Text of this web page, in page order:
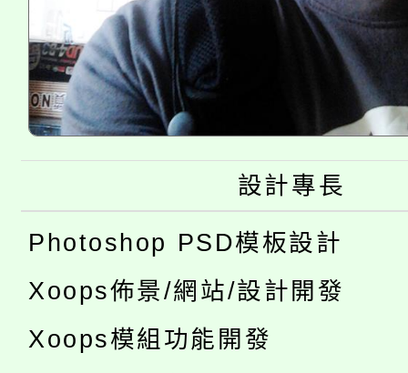
設計專長
Photoshop PSD模板設計
Xoops佈景/網站/設計開發
Xoops模組功能開發